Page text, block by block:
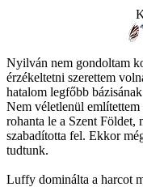
Nyilván nem gondoltam
érzékeltetni szerettem
hatalom legfőbb
Nem véletlenül
rohanta le a Szent Földet,
szabadította fel. Ekkor
tudtunk.
Luffy dominálta a harcot